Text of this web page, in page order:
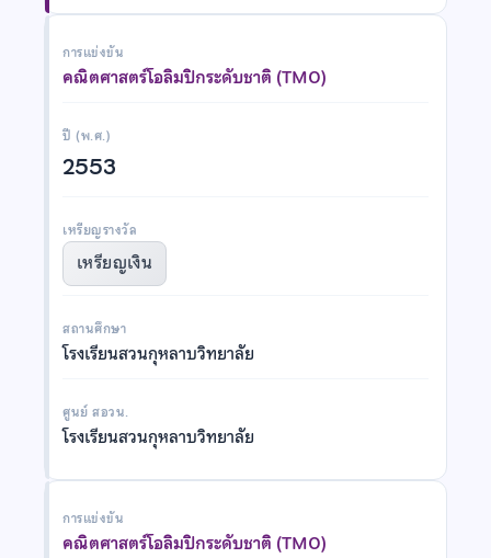
การแข่งขัน
คณิตศาสตร์โอลิมปิกระดับชาติ (TMO)
ปี (พ.ศ.)
2553
เหรียญรางวัล
เหรียญเงิน
สถานศึกษา
โรงเรียนสวนกุหลาบวิทยาลัย
ศูนย์ สอวน.
โรงเรียนสวนกุหลาบวิทยาลัย
การแข่งขัน
คณิตศาสตร์โอลิมปิกระดับชาติ (TMO)